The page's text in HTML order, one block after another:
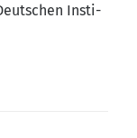
Insti­